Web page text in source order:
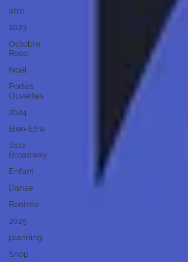
afro
2023
Octobre
Rose
Noël
Portes
Ouvertes
2024
Bien-Etre
Jazz
Broadway
Enfant
Danse
Rentrée
2025
planning
Shop